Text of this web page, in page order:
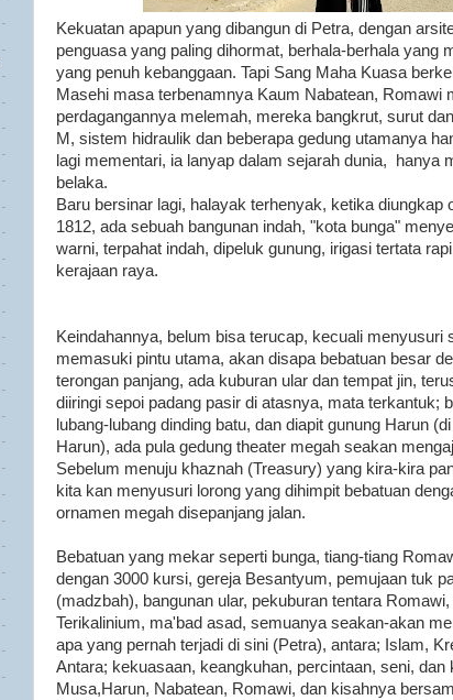
Kekuatan apapun yang dibangun di Petra, dengan
penguasa yang paling dihormat, berhala-berhala yang
yang penuh kebanggaan. Tapi Sang Maha Kuasa
Masehi masa terbenamnya Kaum Nabatean, Romawi
perdagangannya melemah, mereka bangkrut, surut
M, sistem hidraulik dan beberapa gedung utamanya
lagi mementari, ia lanyap dalam sejarah dunia, hanya
belaka.
Baru bersinar lagi, halayak terhenyak, ketika diungkap
1812, ada sebuah bangunan indah, "kota bunga"
warni, terpahat indah, dipeluk gunung, irigasi tertata
kerajaan raya.
Keindahannya, belum bisa terucap, kecuali menyusuri
memasuki pintu utama, akan disapa bebatuan besar
terongan panjang, ada kuburan ular dan tempat jin,
diiringi sepoi padang pasir di atasnya, mata terkantuk;
lubang-lubang dinding batu, dan diapit gunung Harun
Harun), ada pula gedung theater megah seakan
Sebelum menuju khaznah (Treasury) yang kira-kira
kita kan menyusuri lorong yang dihimpit bebatuan
ornamen megah disepanjang jalan.
Bebatuan yang mekar seperti bunga, tiang-tiang
dengan 3000 kursi, gereja Besantyum, pemujaan tuk
(madzbah), bangunan ular, pekuburan tentara
Terikalinium, ma'bad asad, semuanya seakan-akan
apa yang pernah terjadi di sini (Petra), antara; Islam,
Antara; kekuasaan, keangkuhan, percintaan, seni, dan
Musa,Harun, Nabatean, Romawi, dan kisahnya